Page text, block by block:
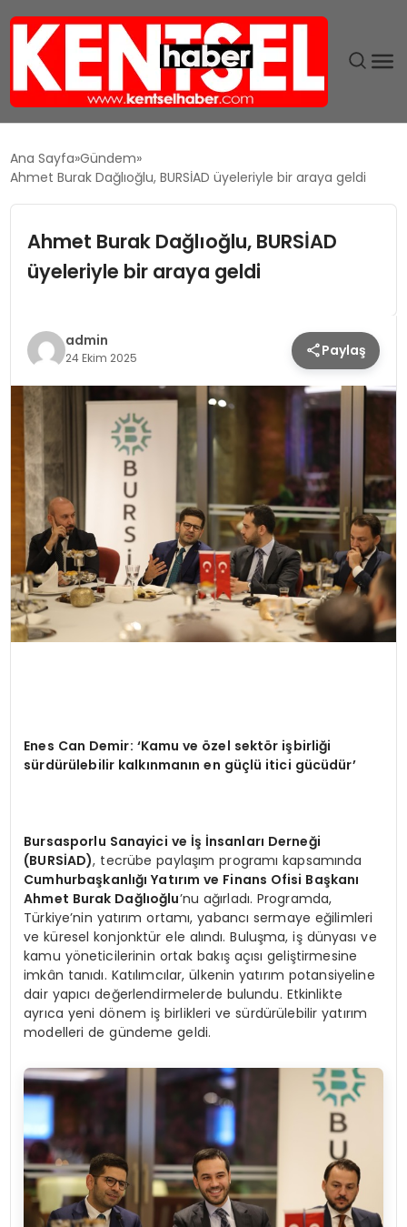
EKONOMI
EĞITIM
TEKNOLOJI
MAGAZIN
KÜLTÜR & SANAT
SPOR
SAĞLIK
Ana Sayfa Gündem
Ahmet Burak Dağlıoğlu, BURSİAD üyeleriyle bir araya geldi
Ahmet Burak Dağlıoğlu, BURSİAD
üyeleriyle bir araya geldi
admin
24 Ekim 2025 Paylaş
Enes Can Demir: ‘Kamu ve özel sektör işbirliği
sürdürülebilir kalkınmanın en güçlü itici gücüdür’
Bursasporlu Sanayici ve İş İnsanları Derneği
(BURSİAD), tecrübe paylaşım programı kapsamında
Cumhurbaşkanlığı Yatırım ve Finans Ofisi Başkanı
Ahmet Burak Dağlıoğlu’nu ağırladı. Programda,
Türkiye’nin yatırım ortamı, yabancı sermaye eğilimleri
ve küresel konjonktür ele alındı. Buluşma, iş dünyası ve
kamu yöneticilerinin ortak bakış açısı geliştirmesine
imkân tanıdı. Katılımcılar, ülkenin yatırım potansiyeline
dair yapıcı değerlendirmelerde bulundu. Etkinlikte
ayrıca yeni dönem iş birlikleri ve sürdürülebilir yatırım
modelleri de gündeme geldi.